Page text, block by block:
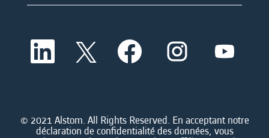
S
o
d
a
S
’
o
d
a
S
o
d
a
d
a
d
a
© 2021 Alstom. All Rights Reserved. En acceptant notre
déclaration de confidentialité des données, vous